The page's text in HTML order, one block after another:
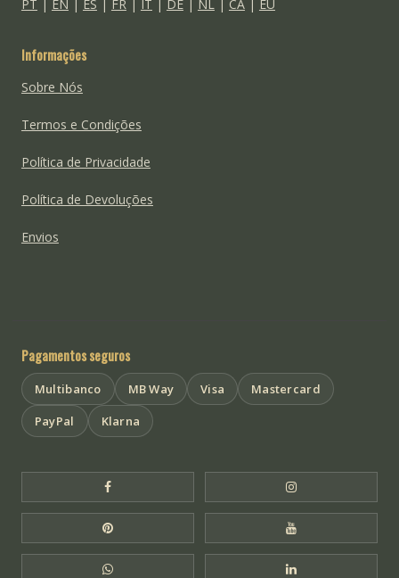
PT | EN | ES | FR| IT | DE| NL| CA| EU
Informações
Sobre Nós
Termos e Condições
Política de Privacidade
Política de Devoluções
Envios
Pagamentos seguros
Multibanco MB Way Visa
Mastercard
PayPal
Klarna
Facebook Templo de Buda Instagram
Pinterest Templo de Buda YouTube Templo